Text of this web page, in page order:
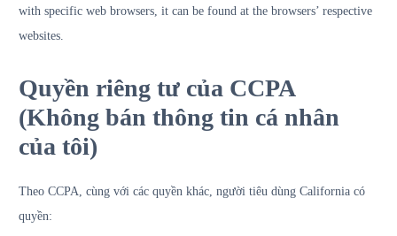
with specific web browsers, it can be found at the browsers’ respective
websites.
Quyền riêng tư của CCPA
(Không bán thông tin cá nhân
của tôi)
Theo CCPA, cùng với các quyền khác, người tiêu dùng California có
quyền: